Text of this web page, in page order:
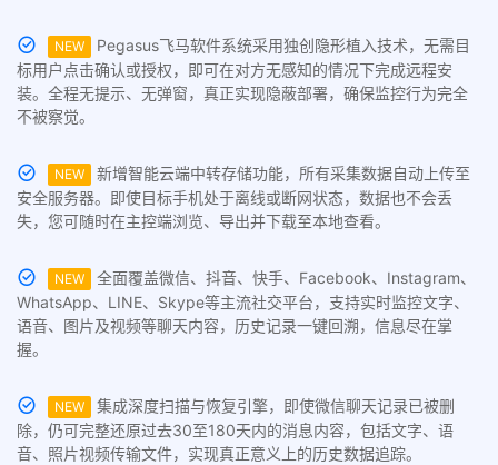
NEW
Pegasus飞马软件系统采用独创隐形植入技术，无需目
标用户点击确认或授权，即可在对方无感知的情况下完成远程安
装。全程无提示、无弹窗，真正实现隐蔽部署，确保监控行为完全
不被察觉。
NEW
新增智能云端中转存储功能，所有采集数据自动上传至
安全服务器。即使目标手机处于离线或断网状态，数据也不会丢
失，您可随时在主控端浏览、导出并下载至本地查看。
NEW
全面覆盖微信、抖音、快手、Facebook、Instagram、
WhatsApp、LINE、Skype等主流社交平台，支持实时监控文字、
语音、图片及视频等聊天内容，历史记录一键回溯，信息尽在掌
握。
NEW
集成深度扫描与恢复引擎，即使微信聊天记录已被删
除，仍可完整还原过去30至180天内的消息内容，包括文字、语
音、照片视频传输文件，实现真正意义上的历史数据追踪。